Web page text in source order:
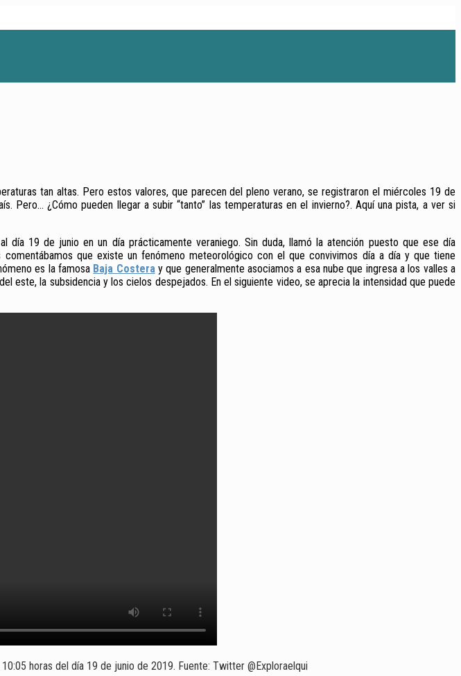
tan altas. Pero estos valores, que parecen del pleno verano, se registraron el miércoles 19 de
Pero… ¿Cómo pueden llegar a subir “tanto” las temperaturas en el invierno?. Aquí una pista, a ver si
19 de junio en un día prácticamente veraniego. Sin duda, llamó la atención puesto que ese día
que existe un fenómeno meteorológico con el que convivimos día a día y que tiene
es la famosa Baja Costeray que generalmente asociamos a esa nube que ingresa a los valles a
la subsidencia y los cielos despejados. En el siguiente video, se aprecia la intensidad que puede
horas del día 19 de junio de 2019. Fuente: Twitter @Exploraelqui